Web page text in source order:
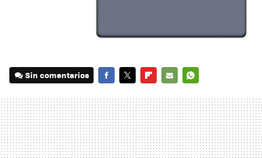
Sin comentarios
MAIL